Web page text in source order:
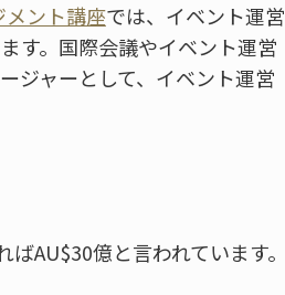
ント講座では、イベント運営
す。国際会議やイベント運営
ジャーとして、イベント運営
AU$30億と言われています。